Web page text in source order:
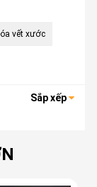
vết xước
Sắp xếp